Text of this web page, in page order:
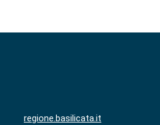
regione.basilicata.it